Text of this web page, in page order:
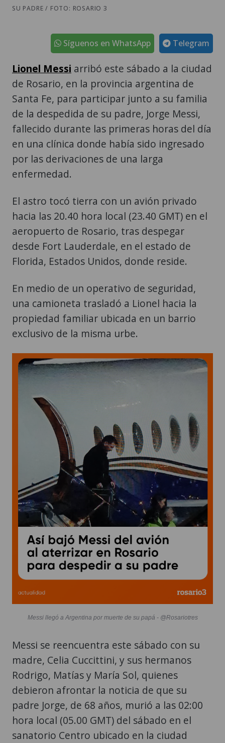
SU PADRE / FOTO: ROSARIO 3
Telegram
Síguenos en WhatsApp
Lionel Messi arribó este sábado a la ciudad
de Rosario, en la provincia argentina de
Santa Fe, para participar junto a su familia
de la despedida de su padre, Jorge Messi,
fallecido durante las primeras horas del día
en una clínica donde había sido ingresado
por las derivaciones de una larga
enfermedad.
El astro tocó tierra con un avión privado
hacia las 20.40 hora local (23.40 GMT) en el
aeropuerto de Rosario, tras despegar
desde Fort Lauderdale, en el estado de
Florida, Estados Unidos, donde reside.
En medio de un operativo de seguridad,
una camioneta trasladó a Lionel hacia la
propiedad familiar ubicada en un barrio
exclusivo de la misma urbe.
Messi llegó a Argentina por muerte de su papá - @Rosariotres
Messi se reencuentra este sábado con su
madre, Celia Cuccittini, y sus hermanos
Rodrigo, Matías y María Sol, quienes
debieron afrontar la noticia de que su
padre Jorge, de 68 años, murió a las 02:00
hora local (05.00 GMT) del sábado en el
sanatorio Centro ubicado en la ciudad